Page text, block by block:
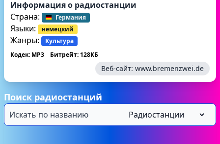
Информация о радиостанции
Страна:
Германия
Языки: немецкий
Жанры:
Культура
Кодек: MP3
Битрейт: 128КБ
Веб-сайт: www.bremenzwei.de
Поиск радиостанций